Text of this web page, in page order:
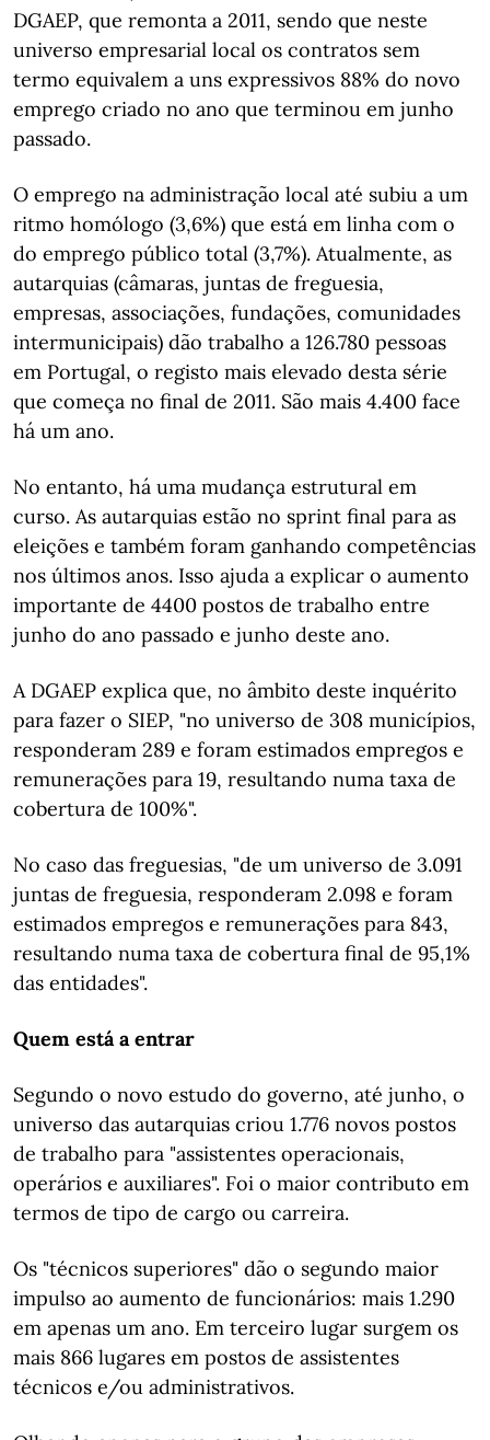
DGAEP, que remonta a 2011, sendo que neste
universo empresarial local os contratos sem
termo equivalem a uns expressivos 88% do novo
emprego criado no ano que terminou em junho
passado.
O emprego na administração local até subiu a um
ritmo homólogo (3,6%) que está em linha com o
do emprego público total (3,7%). Atualmente, as
autarquias (câmaras, juntas de freguesia,
empresas, associações, fundações, comunidades
intermunicipais) dão trabalho a 126.780 pessoas
em Portugal, o registo mais elevado desta série
que começa no final de 2011. São mais 4.400 face
há um ano.
No entanto, há uma mudança estrutural em
curso. As autarquias estão no sprint final para as
eleições e também foram ganhando competências
nos últimos anos. Isso ajuda a explicar o aumento
importante de 4400 postos de trabalho entre
junho do ano passado e junho deste ano.
A DGAEP explica que, no âmbito deste inquérito
para fazer o SIEP, "no universo de 308 municípios,
responderam 289 e foram estimados empregos e
remunerações para 19, resultando numa taxa de
cobertura de 100%".
No caso das freguesias, "de um universo de 3.091
juntas de freguesia, responderam 2.098 e foram
estimados empregos e remunerações para 843,
resultando numa taxa de cobertura final de 95,1%
das entidades".
Quem está a entrar
Segundo o novo estudo do governo, até junho, o
universo das autarquias criou 1.776 novos postos
de trabalho para "assistentes operacionais,
operários e auxiliares". Foi o maior contributo em
termos de tipo de cargo ou carreira.
Os "técnicos superiores" dão o segundo maior
impulso ao aumento de funcionários: mais 1.290
em apenas um ano. Em terceiro lugar surgem os
mais 866 lugares em postos de assistentes
técnicos e/ou administrativos.